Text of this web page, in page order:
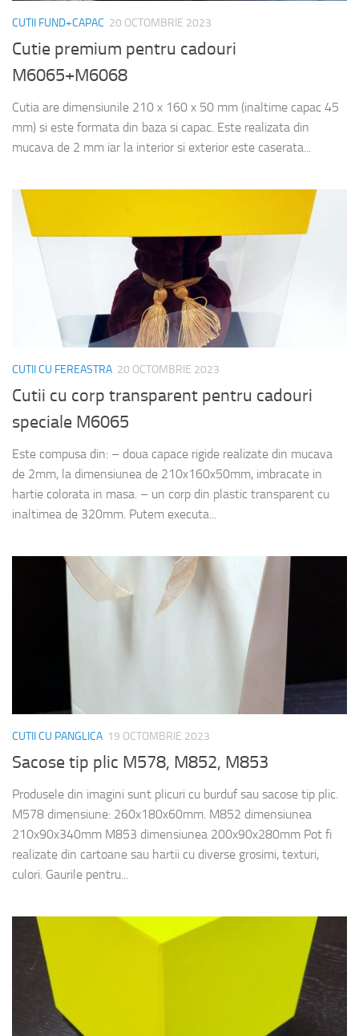
CUTII FUND+CAPAC 20 OCTOMBRIE 2023
Cutie premium pentru cadouri
M6065+M6068
Cutia are dimensiunile 210 x 160 x 50 mm (inaltime capac 45
mm) si este formata din baza si capac. Este realizata din
mucava de 2 mm iar la interior si exterior este caserata...
CUTII CU FEREASTRA 20 OCTOMBRIE 2023
Cutii cu corp transparent pentru cadouri
speciale M6065
Este compusa din: – doua capace rigide realizate din mucava
de 2mm, la dimensiunea de 210x160x50mm, imbracate in
hartie colorata in masa. – un corp din plastic transparent cu
inaltimea de 320mm. Putem executa...
CUTII CU PANGLICA 19 OCTOMBRIE 2023
Sacose tip plic M578, M852, M853
Produsele din imagini sunt plicuri cu burduf sau sacose tip plic.
M578 dimensiune: 260x180x60mm. M852 dimensiunea
210x90x340mm M853 dimensiunea 200x90x280mm Pot fi
realizate din cartoane sau hartii cu diverse grosimi, texturi,
culori. Gaurile pentru...